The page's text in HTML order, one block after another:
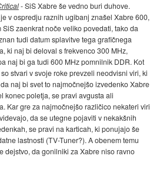
- SiS Xabre še vedno buri duhove.
v ospredju raznih ugibanj znašel Xabre 600,
SiS zaenkrat noče veliko povedati, tako da
tudi datum splavitve tega grafičnega
ki naj bi deloval s frekvenco 300 MHz,
naj bi ga tudi 600 MHz pomnilnik DDR. Kot
stvari v svoje roke prevzeli neodvisni viri, ki
naj bi svet to najmočnejšo izvedenko Xabre
konec poletja, se pravi avgusta ali
Kar gre za najmočnejšo različico nekateri viri
da se utegne pojaviti v nekakšnih
se pravi na karticah, ki ponujajo še
lastnosti (TV-Tuner?). A obenem temu
dejstvo, da gonilniki za Xabre niso ravno